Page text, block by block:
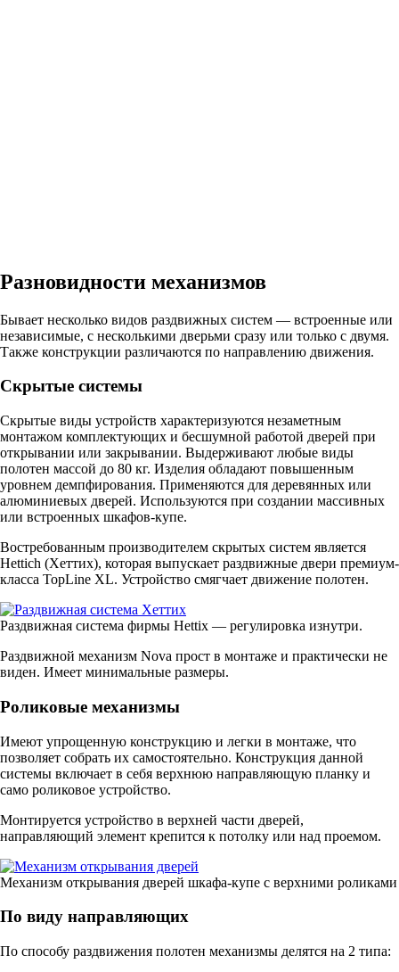
Разновидности механизмов
Бывает несколько видов раздвижных систем — встроенные или
независимые, с несколькими дверьми сразу или только с двумя.
Также конструкции различаются по направлению движения.
Скрытые системы
Скрытые виды устройств характеризуются незаметным
монтажом комплектующих и бесшумной работой дверей при
открывании или закрывании. Выдерживают любые виды
полотен массой до 80 кг. Изделия обладают повышенным
уровнем демпфирования. Применяются для деревянных или
алюминиевых дверей. Используются при создании массивных
или встроенных шкафов-купе.
Востребованным производителем скрытых систем является
Hettich (Хеттих), которая выпускает раздвижные двери премиум-
класса TopLine XL. Устройство смягчает движение полотен.
Раздвижная система фирмы Hettix — регулировка изнутри.
Раздвижной механизм Nova прост в монтаже и практически не
виден. Имеет минимальные размеры.
Роликовые механизмы
Имеют упрощенную конструкцию и легки в монтаже, что
позволяет собрать их самостоятельно. Конструкция данной
системы включает в себя верхнюю направляющую планку и
само роликовое устройство.
Монтируется устройство в верхней части дверей,
направляющий элемент крепится к потолку или над проемом.
Механизм открывания дверей шкафа-купе с верхними роликами
По виду направляющих
По способу раздвижения полотен механизмы делятся на 2 типа: